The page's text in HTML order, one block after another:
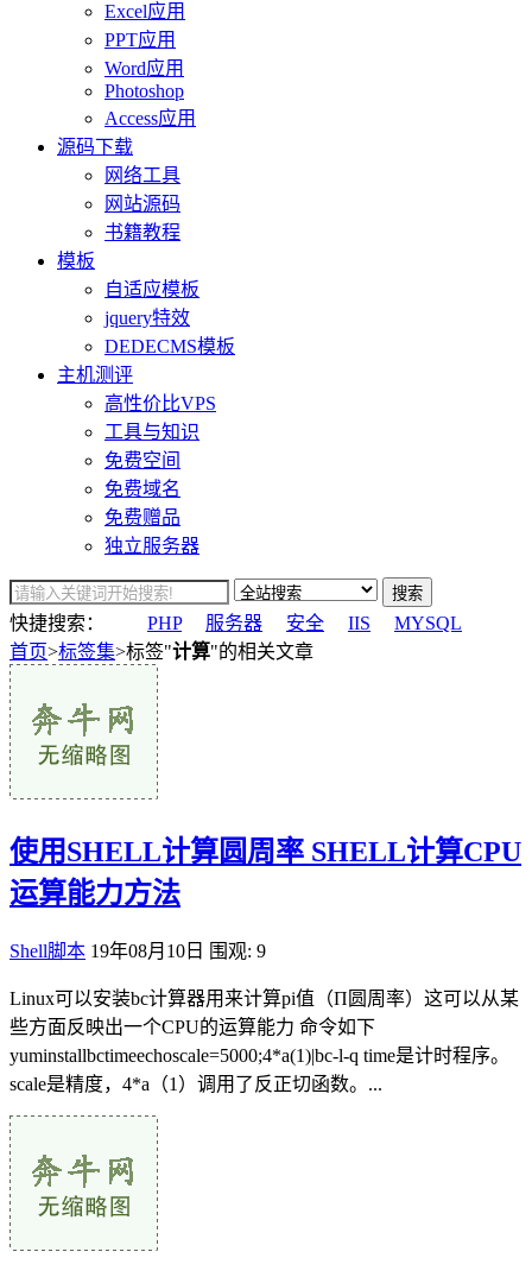
Excel应用
PPT应用
Word应用
Photoshop
Access应用
源码下载
网络工具
网站源码
书籍教程
模板
自适应模板
jquery特效
DEDECMS模板
主机测评
高性价比VPS
工具与知识
免费空间
免费域名
免费赠品
独立服务器
搜索
快捷搜索： PHP 服务器 安全 IIS
MYSQL
首页>标签集>标签"计算"的相关文章
使用SHELL计算圆周率 SHELL计算CPU
运算能力方法
Shell脚本 19年08月10日 围观: 9
Linux可以安装bc计算器用来计算pi值（Π圆周率）这可以从某
些方面反映出一个CPU的运算能力 命令如下
yuminstallbctimeechoscale=5000;4*a(1)|bc-l-q time是计时程序。
scale是精度，4*a（1）调用了反正切函数。...